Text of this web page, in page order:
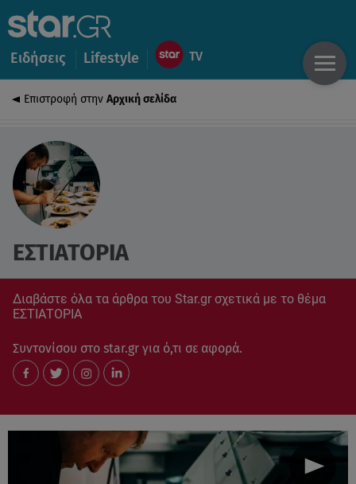
Ειδήσεις Lifestyle
Επιστροφή στην Αρχική σελίδα
ΕΣΤΙΑΤΟΡΙΑ
Διαβάστε όλα τα άρθρα του Star.gr σχετικά με το θέμα
ΕΣΤΙΑΤΟΡΙΑ
Συντονίσου στο star.gr για ό,τι σε αφορά.